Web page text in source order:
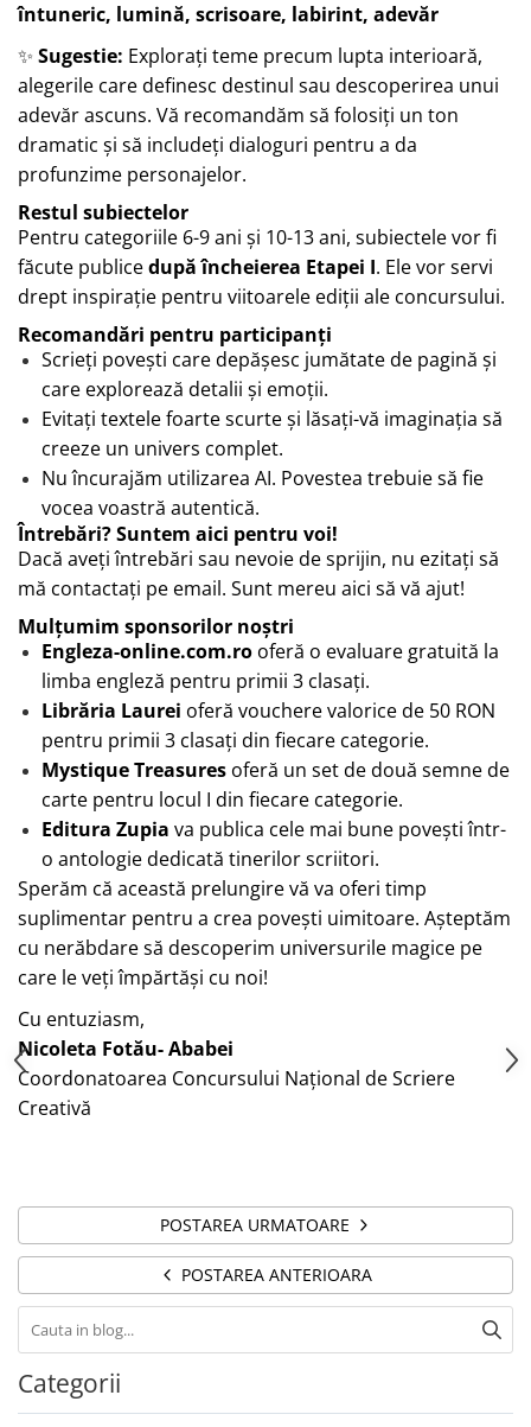
întuneric, lumină, scrisoare, labirint, adevăr
✨ Sugestie: Explorați teme precum lupta interioară,
alegerile care definesc destinul sau descoperirea unui
adevăr ascuns. Vă recomandăm să folosiți un ton
dramatic și să includeți dialoguri pentru a da
profunzime personajelor.
Restul subiectelor
Pentru categoriile 6-9 ani și 10-13 ani, subiectele vor fi
făcute publicedupă încheierea Etapei I. Ele vor servi
drept inspirație pentru viitoarele ediții ale concursului.
Recomandări pentru participanți
Scrieți povești care depășesc jumătate de pagină și
care explorează detalii și emoții.
Evitați textele foarte scurte și lăsați-vă imaginația să
creeze un univers complet.
Nu încurajăm utilizarea AI. Povestea trebuie să fie
vocea voastră autentică.
Întrebări? Suntem aici pentru voi!
Dacă aveți întrebări sau nevoie de sprijin, nu ezitați să
mă contactați pe email. Sunt mereu aici să vă ajut!
Mulțumim sponsorilor noștri
Engleza-online.com.ro oferă o evaluare gratuită la
limba engleză pentru primii 3 clasați.
Librăria Laurei oferă vouchere valorice de 50 RON
pentru primii 3 clasați din fiecare categorie.
Mystique Treasures oferă un set de două semne de
carte pentru locul I din fiecare categorie.
Editura Zupia va publica cele mai bune povești într-
o antologie dedicată tinerilor scriitori.
Sperăm că această prelungire vă va oferi timp
suplimentar pentru a crea povești uimitoare. Așteptăm
cu nerăbdare să descoperim universurile magice pe
care le veți împărtăși cu noi!
Cu entuziasm,
Nicoleta Fotău- Ababei
Coordonatoarea Concursului Național de Scriere
Creativă
POSTAREA URMATOARE
POSTAREA ANTERIOARA
Categorii